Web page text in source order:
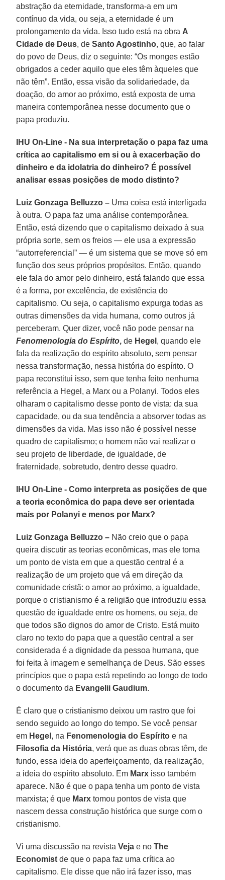
abstração da eternidade, transforma-a em um
contínuo da vida, ou seja, a eternidade é um
prolongamento da vida. Isso tudo está na obra A
Cidade de Deus, deSanto Agostinho, que, ao falar
do povo de Deus, diz o seguinte: “Os monges estão
obrigados a ceder aquilo que eles têm àqueles que
não têm”. Então, essa visão da solidariedade, da
doação, do amor ao próximo, está exposta de uma
maneira contemporânea nesse documento que o
papa produziu.
IHU On-Line - Na sua interpretação o papa faz uma
crítica ao capitalismo em si ou à exacerbação do
dinheiro e da idolatria do dinheiro? É possível
analisar essas posições de modo distinto?
Luiz Gonzaga Belluzzo – Uma coisa está interligada
à outra. O papa faz uma análise contemporânea.
Então, está dizendo que o capitalismo deixado à sua
própria sorte, sem os freios — ele usa a expressão
“autorreferencial” — é um sistema que se move só em
função dos seus próprios propósitos. Então, quando
ele fala do amor pelo dinheiro, está falando que essa
é a forma, por excelência, de existência do
capitalismo. Ou seja, o capitalismo expurga todas as
outras dimensões da vida humana, como outros já
perceberam. Quer dizer, você não pode pensar na
Fenomenologia do Espírito,de Hegel , quando ele
fala da realização do espírito absoluto, sem pensar
nessa transformação, nessa história do espírito. O
papa reconstitui isso, sem que tenha feito nenhuma
referência a Hegel, a Marx ou a Polanyi. Todos eles
olharam o capitalismo desse ponto de vista: da sua
capacidade, ou da sua tendência a absorver todas as
dimensões da vida. Mas isso não é possível nesse
quadro de capitalismo; o homem não vai realizar o
seu projeto de liberdade, de igualdade, de
fraternidade, sobretudo, dentro desse quadro.
IHU On-Line - Como interpreta as posições de que
a teoria econômica do papa deve ser orientada
mais por Polanyi e menos por Marx?
Luiz Gonzaga Belluzzo – Não creio que o papa
queira discutir as teorias econômicas, mas ele toma
um ponto de vista em que a questão central é a
realização de um projeto que vá em direção da
comunidade cristã: o amor ao próximo, a igualdade,
porque o cristianismo é a religião que introduziu essa
questão de igualdade entre os homens, ou seja, de
que todos são dignos do amor de Cristo. Está muito
claro no texto do papa que a questão central a ser
considerada é a dignidade da pessoa humana, que
foi feita à imagem e semelhança de Deus. São esses
princípios que o papa está repetindo ao longo de todo
o documento da Evangelii Gaudium.
É claro que o cristianismo deixou um rastro que foi
sendo seguido ao longo do tempo. Se você pensar
em Hegel , na Fenomenologia do Espírito e na
Filosofia da História, verá que as duas obras têm, de
fundo, essa ideia do aperfeiçoamento, da realização,
a ideia do espírito absoluto. Em Marx isso também
aparece. Não é que o papa tenha um ponto de vista
marxista; é que Marx tomou pontos de vista que
nascem dessa construção histórica que surge com o
cristianismo.
Vi uma discussão na revistaVeja e noThe
Economist de que o papa faz uma crítica ao
capitalismo. Ele disse que não irá fazer isso, mas